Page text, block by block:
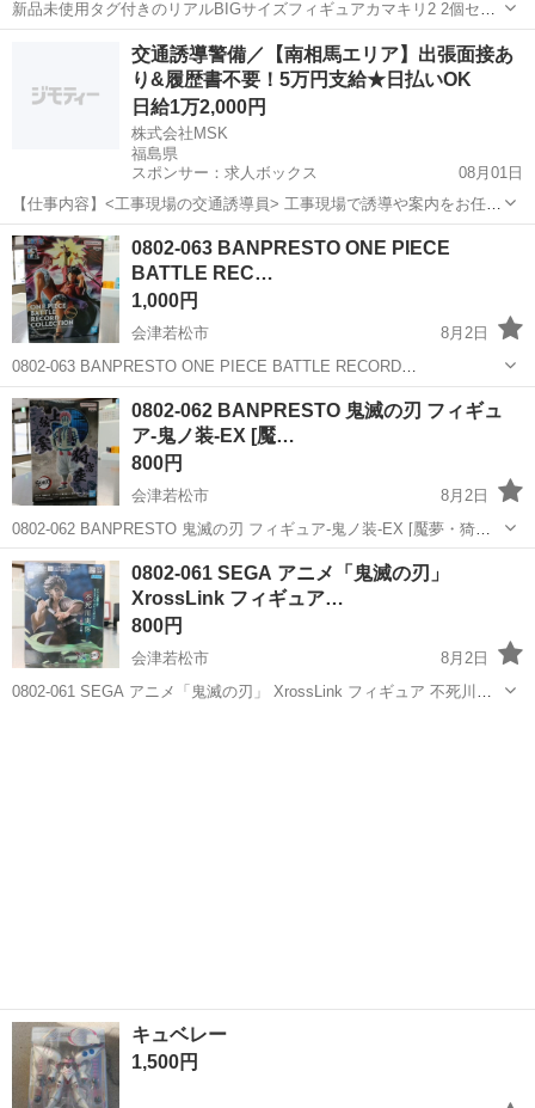
新品未使用タグ付きのリアルBIGサイズフィギュアカマキリ2 2個セッ
ト プライズ品です 足の向きが同じではありません 大きさは33㎝程で
す カマキリ好きなお子さまやインテリアに欲しい方に
いわき市 四ツ倉駅 フィギュア カマキリ
交通誘導警備／【南相馬エリア】出張面接あ
り&履歴書不要！5万円支給★日払いOK
日給1万2,000円
株式会社MSK
福島県
スポンサー：求人ボックス
08月01日
【仕事内容】<工事現場の交通誘導員> 工事現場で誘導や案内をお任せ
します! 〈具体的な仕事内容〉 ・出入車両や周囲を利用する歩行者の
誘導 事故やトラブルを未然に防ぎ、歩行者と車両の安全を守ります!
暑さ対策もバッチリ! 暑い夏でも...
アルバイト・パート
0802-063 BANPRESTO ONE PIECE
BATTLE REC…
1,000円
会津若松市
8月2日
0802-063 BANPRESTO ONE PIECE BATTLE RECORD
COLLECTION-MONKEY.D.LUFFY II-SPECIAL フィギュア 【状態】
・使用頻度の少ない美品です ...
福島 会津若松市
0802-062 BANPRESTO 鬼滅の刃 フィギュ
ア-鬼ノ装-EX [魘…
800円
会津若松市
8月2日
0802-062 BANPRESTO 鬼滅の刃 フィギュア-鬼ノ装-EX [魘夢・猗窩
座] 【状態】 ・使用頻度の少ない美品です ・詳細は現地でご確認くだ
さい ・お値引きは出来かねますのでご了承願います ※...
福島 会津若松市 鬼滅の刃
0802-061 SEGA アニメ「鬼滅の刃」
XrossLink フィギュア…
800円
会津若松市
8月2日
0802-061 SEGA アニメ「鬼滅の刃」 XrossLink フィギュア 不死川実
キュベレー
1,500円